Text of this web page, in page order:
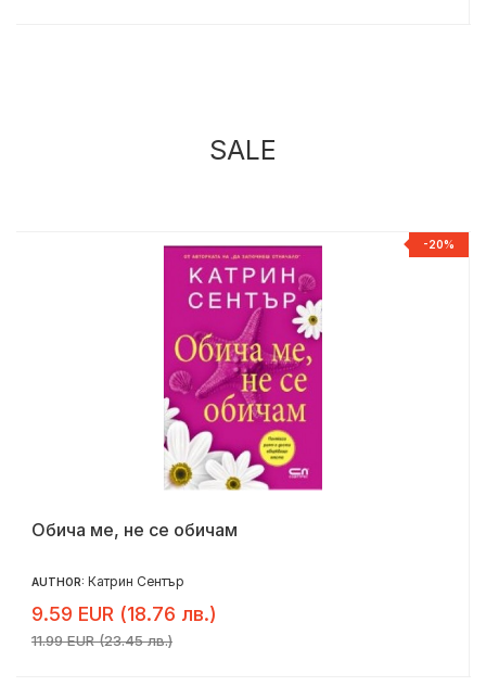
SALE
-20%
Обича ме, не се обичам
AUTHOR: Катрин Сентър
9.59 EUR (18.76 лв.)
11.99 EUR (23.45 лв.)